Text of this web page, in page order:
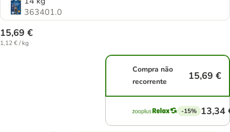
363401.0
15,69 €
1,12 € / kg
Compra não
recorrente
15,69 €
-15% 13,34